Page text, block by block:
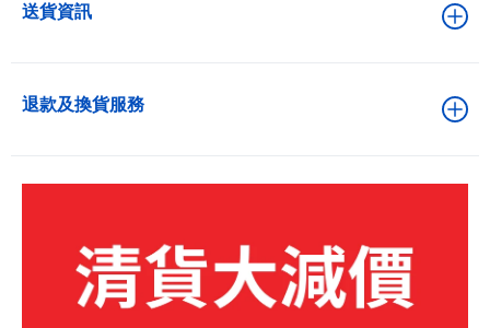
送貨資訊
退款及換貨服務